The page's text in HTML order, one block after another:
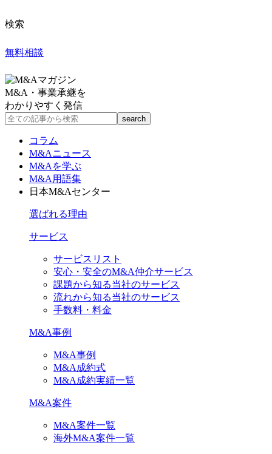
検索
無料相談
M&A・事業承継を
わかりやすく発信
コラム
M&Aニュース
M&Aを学ぶ
M&A用語集
日本M&Aセンター
選ばれる理由
サービス
サービスリスト
安心・安全のM&A仲介サービス
課題から知る当社のサービス
流れから知る当社のサービス
手数料・料金
M&A事例
M&A事例
M&A成約式
M&A成約実績一覧
M&A案件
M&A案件一覧
海外M&A案件一覧